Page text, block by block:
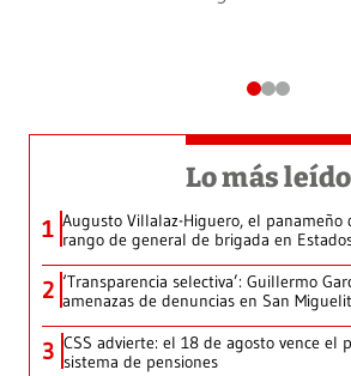
Lo más leído
1 Augusto Villalaz-Higuero, el panameño
rango de general de brigada en
2 ‘Transparencia selectiva’: Guillermo
amenazas de denuncias en San
3 CSS advierte: el 18 de agosto vence el
sistema de pensiones